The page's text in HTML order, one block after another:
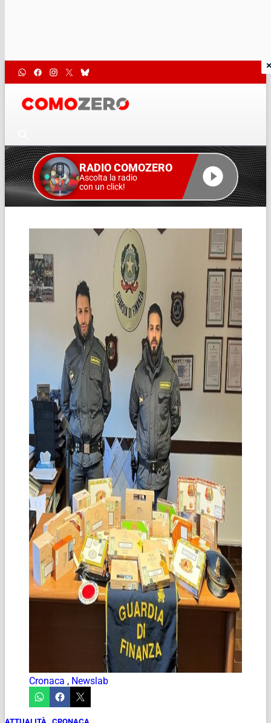
RADIO COMOZERO
Ascolta la radio
con un click!
Cronaca , Newslab